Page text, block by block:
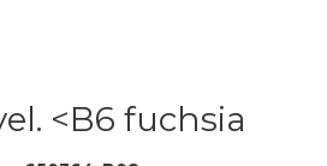
<B6 fuchsia